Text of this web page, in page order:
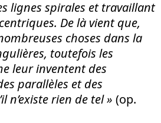
lignes spirales et travaillant
De là vient que,
choses dans la
toutefois les
leur inventent des
parallèles et des
n’existe rien de tel » (op.